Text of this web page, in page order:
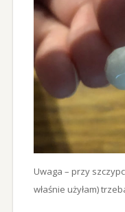
Uwaga – przy
właśnie użyłam)